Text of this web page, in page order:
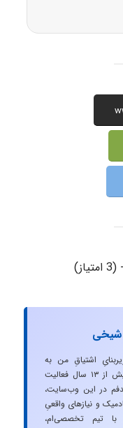
شیخی
اشتیاقِ من به
دنیایِ HSE است. با بیش از ۱۳ سال فعالیت
در این وب‌سایت،
و نیازهای واقعیِ
تیم تخصصی‌ام،